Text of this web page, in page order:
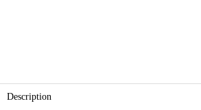
Description